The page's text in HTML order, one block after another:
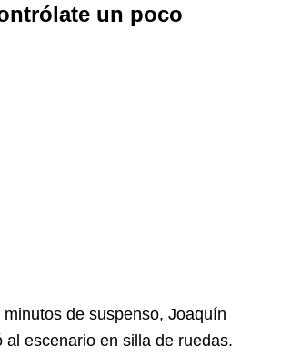
un poco
de suspenso, Joaquín
al escenario en silla de ruedas.